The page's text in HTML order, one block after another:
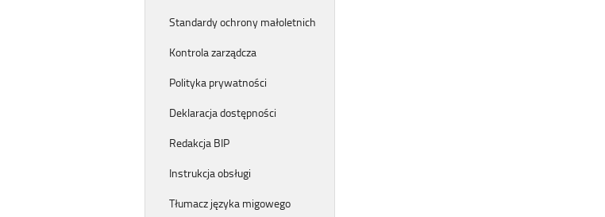
Standardy ochrony małoletnich
Kontrola zarządcza
Polityka prywatności
Deklaracja dostępności
Redakcja BIP
Instrukcja obsługi
Tłumacz języka migowego